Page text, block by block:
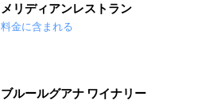
メリディアンレストラン
料金に含まれる
ブルールグアナ ワイナリー